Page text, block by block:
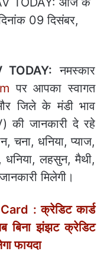
TODAY: नमस्कार
पर आपका स्वागत
जिले के मंडी भाव
की जानकारी दे रहे
चना, धनिया, प्‍याज,
लहसुन, मैथी,
मिलेगी।
: क्रेडिट कार्ड
बिना झंझट क्रेडिट
फायदा